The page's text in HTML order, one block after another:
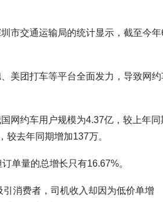
市交通运输局的统计显示，截至今年
美团打车等平台全面发力，导致网约
网约车用户规模为4.37亿，较上年同
去年同期增加137万。
单量的总增长只有16.67%。
引消费者，司机收入却因为低价单增